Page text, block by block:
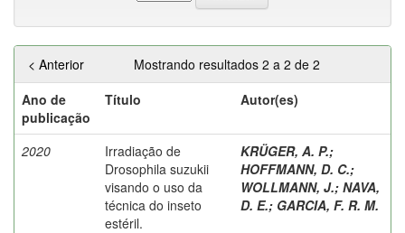
Mostrando resultados 2 a 2 de 2
< Anterior
Ano de
publicação
Título Autor(es)
2020
Irradiação de
Drosophila suzukii
visando o uso da
técnica do inseto
estéril.
KRÜGER, A. P.;
HOFFMANN, D. C.;
WOLLMANN, J.; NAVA,
D. E.; GARCIA, F. R. M.